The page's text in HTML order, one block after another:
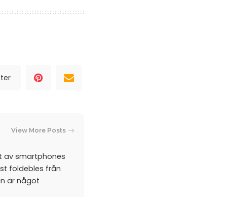
View More Posts
av smartphones
foldebles från
är något